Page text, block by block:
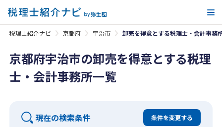
税理士紹介ナビ 京都府 宇治市 卸売を得意とする税理士・会計事務
京都府宇治市の卸売を得意とする税理
士・会計事務所一覧
現在の検索条件 条件を変更する